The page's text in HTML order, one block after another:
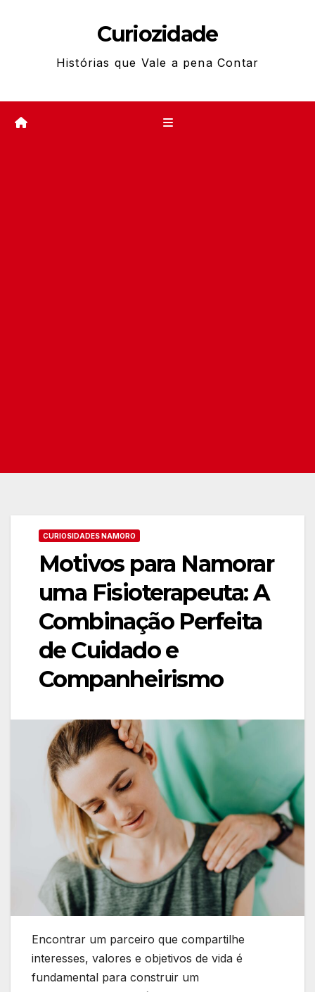
Curiozidade
Histórias que Vale a pena Contar
CURIOSIDADES NAMORO
Motivos para Namorar
uma Fisioterapeuta: A
Combinação Perfeita
de Cuidado e
Companheirismo
Encontrar um parceiro que compartilhe
interesses, valores e objetivos de vida é
fundamental para construir um